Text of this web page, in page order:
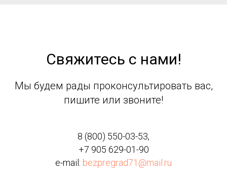
Свяжитесь с нами!
Мы будем рады проконсультировать вас,
пишите или звоните!
8 (800) 550-03-53,
+7 905 629-01-90
e-mail: bezpregrad71@mail.ru